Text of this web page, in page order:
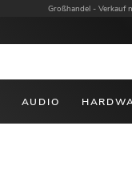
Großhandel - Verkauf
AUDIO